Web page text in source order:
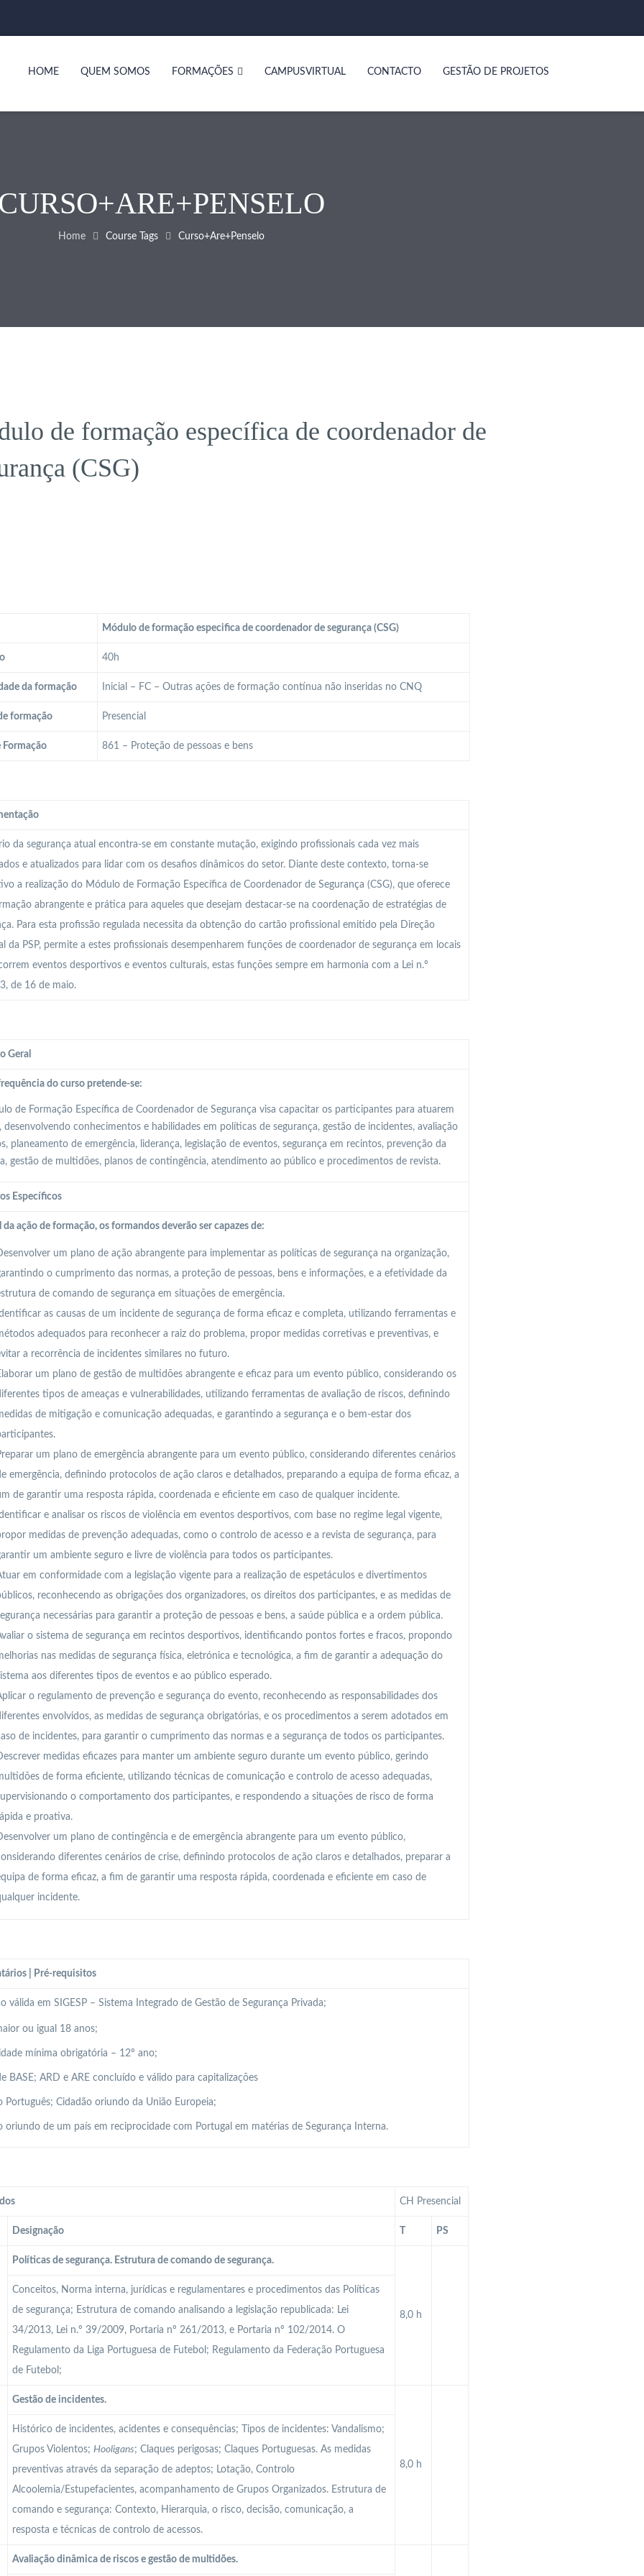
HOME QUEM SOMOS FORMAÇÕES CAMPUSVIRTUAL CONTACTO GESTÃO DE PROJETOS
Home Course Tags Curso+are+penselo
de formação específica de coordenador de
(CSG)
Módulo de formação especifica de coordenador de segurança (CSG)
40h
da formação Inicial – FC – Outras ações de formação contínua não inseridas no CNQ
formação Presencial
Formação 861 – Proteção de pessoas e bens
da segurança atual encontra-se em constante mutação, exigindo profissionais cada vez mais
e atualizados para lidar com os desafios dinâmicos do setor. Diante deste contexto, torna-se
a realização do Módulo de Formação Específica de Coordenador de Segurança (CSG), que oferece
abrangente e prática para aqueles que desejam destacar-se na coordenação de estratégias de
Para esta profissão regulada necessita da obtenção do cartão profissional emitido pela Direção
da PSP, permite a estes profissionais desempenharem funções de coordenador de segurança em locais
eventos desportivos e eventos culturais, estas funções sempre em harmonia com a Lei n.º
de 16 de maio.
Geral
do curso pretende-se:
de Formação Específica de Coordenador de Segurança visa capacitar os participantes para atuarem
desenvolvendo conhecimentos e habilidades em políticas de segurança, gestão de incidentes, avaliação
planeamento de emergência, liderança, legislação de eventos, segurança em recintos, prevenção da
gestão de multidões, planos de contingência, atendimento ao público e procedimentos de revista.
Específicos
da ação de formação, os formandos deverão ser capazes de:
um plano de ação abrangente para implementar as políticas de segurança na organização,
o cumprimento das normas, a proteção de pessoas, bens e informações, e a efetividade da
de comando de segurança em situações de emergência.
as causas de um incidente de segurança de forma eficaz e completa, utilizando ferramentas e
adequados para reconhecer a raiz do problema, propor medidas corretivas e preventivas, e
a recorrência de incidentes similares no futuro.
um plano de gestão de multidões abrangente e eficaz para um evento público, considerando os
tipos de ameaças e vulnerabilidades, utilizando ferramentas de avaliação de riscos, definindo
de mitigação e comunicação adequadas, e garantindo a segurança e o bem-estar dos
um plano de emergência abrangente para um evento público, considerando diferentes cenários
emergência, definindo protocolos de ação claros e detalhados, preparando a equipa de forma eficaz, a
de garantir uma resposta rápida, coordenada e eficiente em caso de qualquer incidente.
e analisar os riscos de violência em eventos desportivos, com base no regime legal vigente,
medidas de prevenção adequadas, como o controlo de acesso e a revista de segurança, para
um ambiente seguro e livre de violência para todos os participantes.
em conformidade com a legislação vigente para a realização de espetáculos e divertimentos
reconhecendo as obrigações dos organizadores, os direitos dos participantes, e as medidas de
necessárias para garantir a proteção de pessoas e bens, a saúde pública e a ordem pública.
o sistema de segurança em recintos desportivos, identificando pontos fortes e fracos, propondo
nas medidas de segurança física, eletrónica e tecnológica, a fim de garantir a adequação do
aos diferentes tipos de eventos e ao público esperado.
o regulamento de prevenção e segurança do evento, reconhecendo as responsabilidades dos
envolvidos, as medidas de segurança obrigatórias, e os procedimentos a serem adotados em
de incidentes, para garantir o cumprimento das normas e a segurança de todos os participantes.
medidas eficazes para manter um ambiente seguro durante um evento público, gerindo
de forma eficiente, utilizando técnicas de comunicação e controlo de acesso adequadas,
o comportamento dos participantes, e respondendo a situações de risco de forma
e proativa.
um plano de contingência e de emergência abrangente para um evento público,
diferentes cenários de crise, definindo protocolos de ação claros e detalhados, preparar a
de forma eficaz, a fim de garantir uma resposta rápida, coordenada e eficiente em caso de
incidente.
| Pré-requisitos
válida em SIGESP – Sistema Integrado de Gestão de Segurança Privada;
ou igual 18 anos;
mínima obrigatória – 12º ano;
BASE; ARD e ARE concluído e válido para capitalizações
Português; Cidadão oriundo da União Europeia;
oriundo de um país em reciprocidade com Portugal em matérias de Segurança Interna.
CH Presencial
Designação PS
Políticas de segurança. Estrutura de comando de segurança.
8,0 h
Conceitos, Norma interna, jurídicas e regulamentares e procedimentos das Políticas
de segurança; Estrutura de comando analisando a legislação republicada: Lei
34/2013, Lei n.º 39/2009, Portaria nº 261/2013, e Portaria nº 102/2014. O
Regulamento da Liga Portuguesa de Futebol; Regulamento da Federação Portuguesa
de Futebol;
Gestão de incidentes.
8,0 h
Histórico de incidentes, acidentes e consequências; Tipos de incidentes: Vandalismo;
Grupos Violentos; Hooligans; Claques perigosas; Claques Portuguesas. As medidas
preventivas através da separação de adeptos; Lotação, Controlo
Alcoolemia/Estupefacientes, acompanhamento de Grupos Organizados. Estrutura de
comando e segurança: Contexto, Hierarquia, o risco, decisão, comunicação, a
resposta e técnicas de controlo de acessos.
Avaliação dinâmica de riscos e gestão de multidões.